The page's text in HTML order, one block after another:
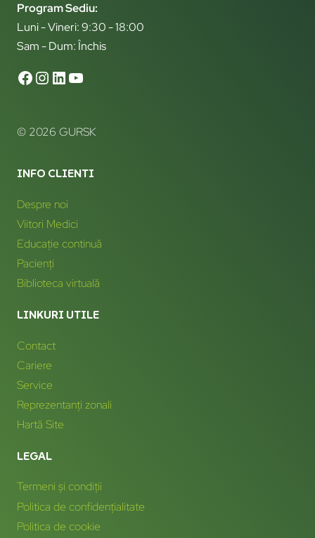
Program Sediu:
Luni - Vineri: 9:30 - 18:00
Sam - Dum: Închis
© 2026 GURSK
INFO CLIENTI
Despre noi
Viitori Medici
Educație continuă
Pacienți
Biblioteca virtuală
LINKURI UTILE
Contact
Cariere
Service
Reprezentanți zonali
Hartă Site
LEGAL
Termeni și condiții
Politica de confidențialitate
Politica de cookie